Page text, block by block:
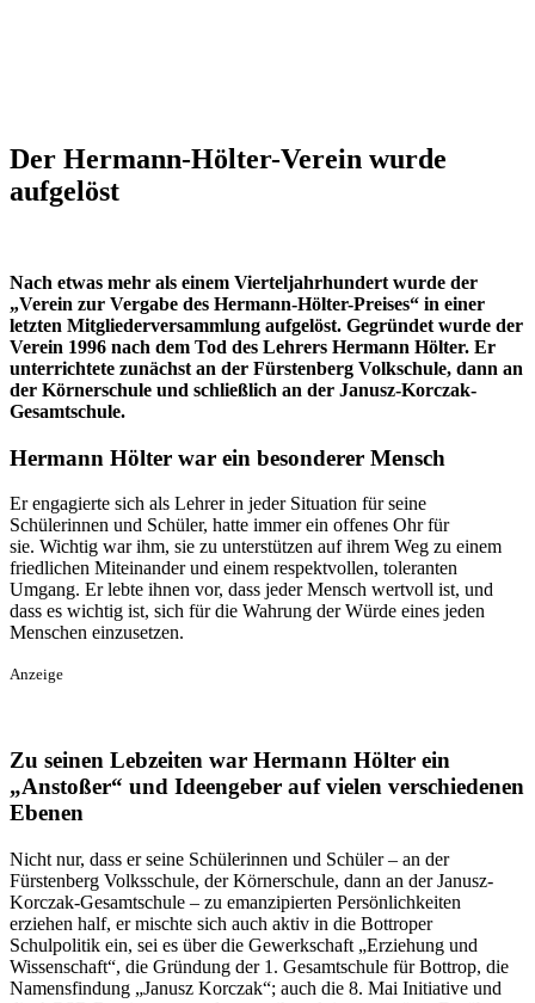
Der Hermann-Hölter-Verein wurde
aufgelöst
Nach etwas mehr als einem Vierteljahrhundert wurde der
„Verein zur Vergabe des Hermann-Hölter-Preises“ in einer
letzten Mitgliederversammlung aufgelöst. Gegründet wurde der
Verein 1996 nach dem Tod des Lehrers Hermann Hölter. Er
unterrichtete zunächst an der Fürstenberg Volkschule, dann an
der Körnerschule und schließlich an der Janusz-Korczak-
Gesamtschule.
Hermann Hölter war ein besonderer Mensch
Er engagierte sich als Lehrer in jeder Situation für seine
Schülerinnen und Schüler, hatte immer ein offenes Ohr für
sie. Wichtig war ihm, sie zu unterstützen auf ihrem Weg zu einem
friedlichen Miteinander und einem respektvollen, toleranten
Umgang. Er lebte ihnen vor, dass jeder Mensch wertvoll ist, und
dass es wichtig ist, sich für die Wahrung der Würde eines jeden
Menschen einzusetzen.
Anzeige
Zu seinen Lebzeiten war Hermann Hölter ein
„Anstoßer“ und Ideengeber auf vielen verschiedenen
Ebenen
Nicht nur, dass er seine Schülerinnen und Schüler – an der
Fürstenberg Volksschule, der Körnerschule, dann an der Janusz-
Korczak-Gesamtschule – zu emanzipierten Persönlichkeiten
erziehen half, er mischte sich auch aktiv in die Bottroper
Schulpolitik ein, sei es über die Gewerkschaft „Erziehung und
Wissenschaft“, die Gründung der 1. Gesamtschule für Bottrop, die
Namensfindung „Janusz Korczak“; auch die 8. Mai Initiative und